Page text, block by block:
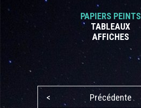
PAPIERS PEINTS
TABLEAUX
AFFICHES
< Précédente